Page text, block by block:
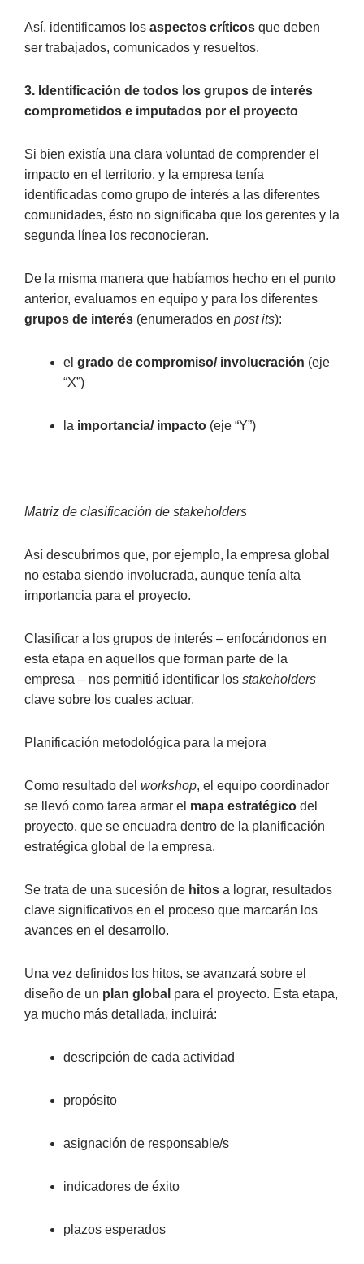
Así, identificamos los aspectos críticos que deben
ser trabajados, comunicados y resueltos.
3. Identificación de todos los grupos de interés
comprometidos e imputados por el proyecto
Si bien existía una clara voluntad de comprender el
impacto en el territorio, y la empresa tenía
identificadas como grupo de interés a las diferentes
comunidades, ésto no significaba que los gerentes y la
segunda línea los reconocieran.
De la misma manera que habíamos hecho en el punto
anterior, evaluamos en equipo y para los diferentes
grupos de interés (enumerados en post its):
el grado de compromiso/ involucración (eje
“X”)
la importancia/ impacto (eje “Y”)
Matriz de clasificación de stakeholders
Así descubrimos que, por ejemplo, la empresa global
no estaba siendo involucrada, aunque tenía alta
importancia para el proyecto.
Clasificar a los grupos de interés – enfocándonos en
esta etapa en aquellos que forman parte de la
empresa – nos permitió identificar los stakeholders
clave sobre los cuales actuar.
Planificación metodológica para la mejora
Como resultado del workshop, el equipo coordinador
se llevó como tarea armar el mapa estratégico del
proyecto, que se encuadra dentro de la planificación
estratégica global de la empresa.
Se trata de una sucesión de hitos a lograr, resultados
clave significativos en el proceso que marcarán los
avances en el desarrollo.
Una vez definidos los hitos, se avanzará sobre el
diseño de un plan global para el proyecto. Esta etapa,
ya mucho más detallada, incluirá:
descripción de cada actividad
propósito
asignación de responsable/s
indicadores de éxito
plazos esperados